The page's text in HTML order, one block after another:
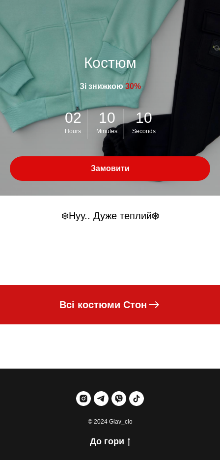
Костюм
Зі знижкою30%
02
Hours
10
Minutes
10
Seconds
Замовити
❄️Нуу.. Дуже теплий❄️
Всі костюми Стон
© 2024 Glav_clo
До гори